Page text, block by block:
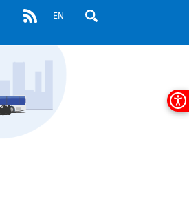
RSS EN ОТВОРИ ПОЛЕ ЗА